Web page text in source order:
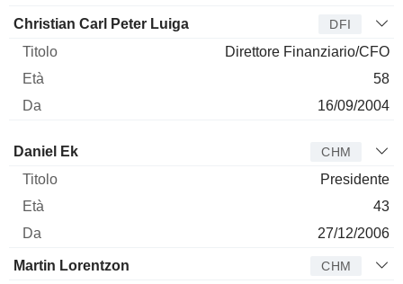
Christian Carl Peter Luiga DFI
Direttore Finanziario/CFO
58
16/09/2004
Amministratore
Daniel Ek CHM
Presidente
43
27/12/2006
Martin Lorentzon CHM